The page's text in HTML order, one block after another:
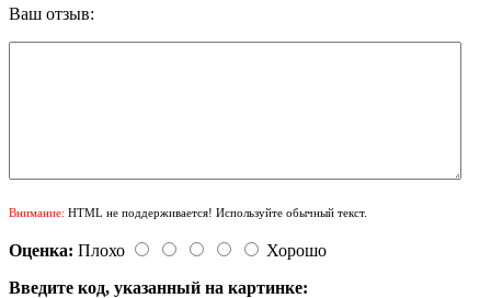
Ваш отзыв:
Внимание: HTML не поддерживается! Используйте обычный текст.
Оценка: Плохо
Хорошо
Введите код, указанный на картинке: